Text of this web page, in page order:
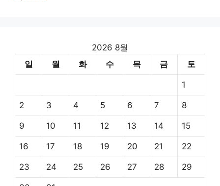
2026 8월
일
월 화 수 목 금 토
1
2 3 4 5 6 7 8
9 10 11 12 13 14 15
16 17 18 19 20 21 22
23 24 25 26 27 28 29